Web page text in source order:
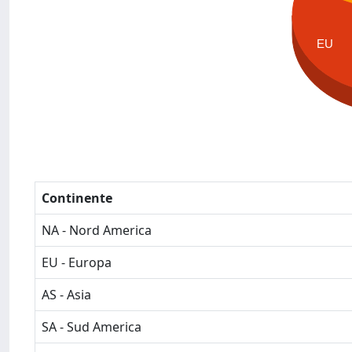
EU
Continente
NA - Nord America
EU - Europa
AS - Asia
SA - Sud America